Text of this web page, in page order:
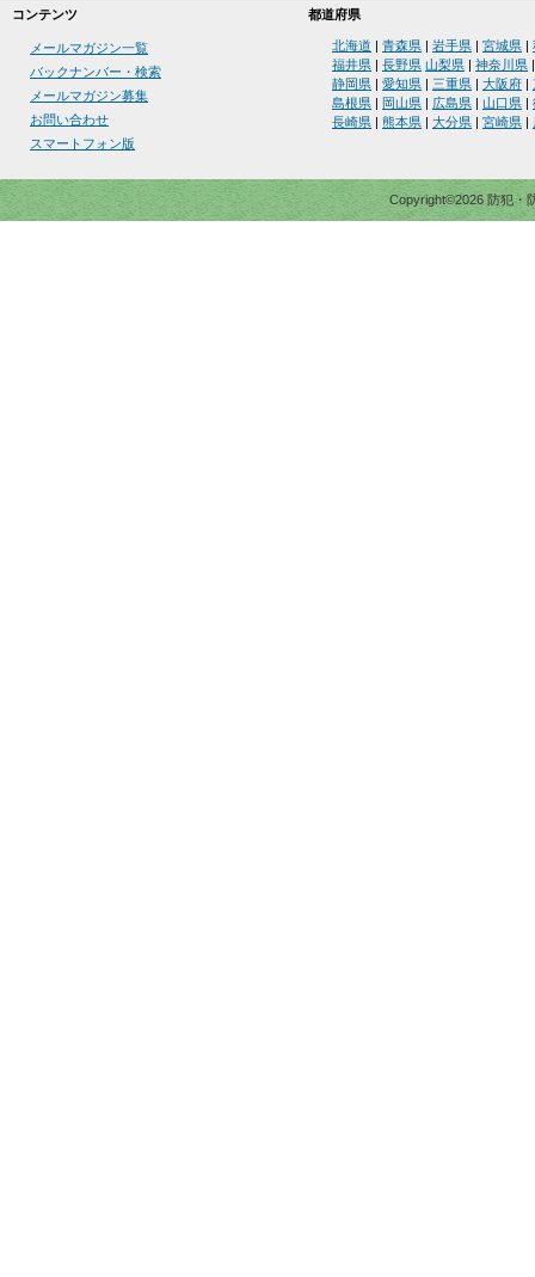
コンテンツ 都道府県
メールマガジン一覧
バックナンバー・検索
メールマガジン募集
お問い合わせ
スマートフォン版
北海道 青森県 岩手県 宮城県
福井県
長野県 山梨県 神奈川県
静岡県
愛知県 三重県 大阪府
島根県
岡山県 広島県 山口県
長崎県
熊本県 大分県 宮崎県
Copyright©2026 防犯・